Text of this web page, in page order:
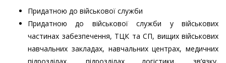
Придатною до військової служби
Придатною до військової служби у військових
частинах забезпечення, ТЦК та СП, вищих військових
навчальних закладах, навчальних центрах, медичних